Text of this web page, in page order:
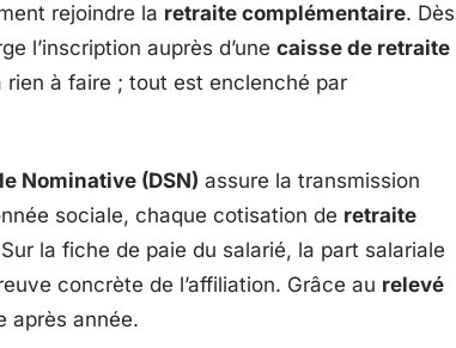
rejoindre la retraite complémentaire. Dès
l’inscription auprès d’une caisse de retraite
rien à faire ; tout est enclenché par
Nominative (DSN) assure la transmission
sociale, chaque cotisation de retraite
la fiche de paie du salarié, la part salariale
concrète de l’affiliation. Grâce au relevé
après année.